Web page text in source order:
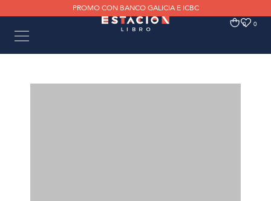
PROMO CON BANCO GALICIA E ICBC
0 0